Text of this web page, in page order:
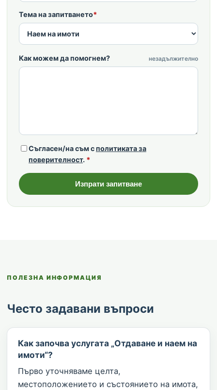
Тема на запитването*
Как можем да помогнем? незадължително
Съгласен/на съм сполитиката за
поверителност. *
Изпрати запитване
ПОЛЕЗНА ИНФОРМАЦИЯ
Често задавани въпроси
Как започва услугата „Отдаване и наем на
имоти“?
Първо уточняваме целта,
местоположението и състоянието на имота,